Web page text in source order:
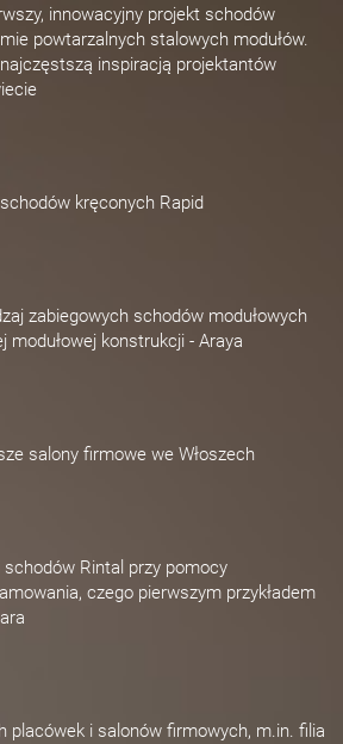
innowacyjny projekt schodów
powtarzalnych stalowych modułów.
inspiracją projektantów
kręconych Rapid
zabiegowych schodów modułowych
modułowej konstrukcji - Araya
salony firmowe we Włoszech
Rintal przy pomocy
czego pierwszym przykładem
placówek i salonów firmowych, m.in. filia